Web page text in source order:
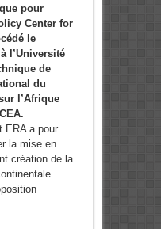
pour
Center for
le
l’Université
de
du
l’Afrique
ERA a pour
la mise en
création de la